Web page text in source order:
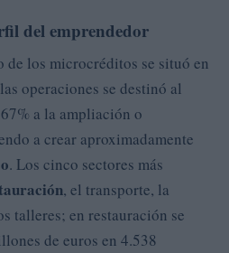
del emprendedor
de los microcréditos se situó en
operaciones se destinó al
a la ampliación o
a crear aproximadamente
. Los cinco sectores más
, el transporte, la
talleres; en restauración se
de euros en 4.538